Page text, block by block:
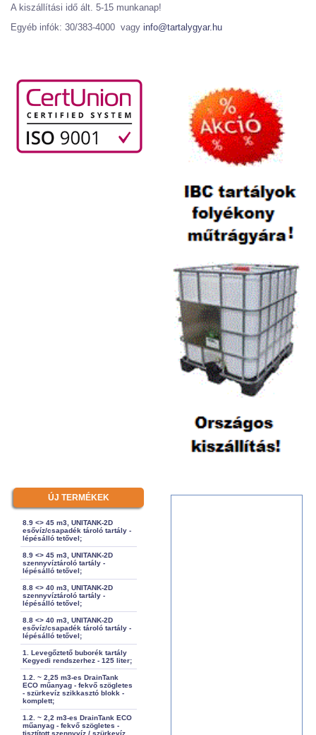
A kiszállítási idő ált. 5-15 munkanap!
Egyéb infók: 30/383-4000 vagy info@tartalygyar.hu
ÚJ TERMÉKEK
8.9 <> 45 m3, UNITANK-2D
esővíz/csapadék tároló tartály -
lépésálló tetővel;
8.9 <> 45 m3, UNITANK-2D
szennyvíztároló tartály -
lépésálló tetővel;
8.8 <> 40 m3, UNITANK-2D
szennyvíztároló tartály -
lépésálló tetővel;
8.8 <> 40 m3, UNITANK-2D
esővíz/csapadék tároló tartály -
lépésálló tetővel;
1. Levegőztető buborék tartály
Kegyedi rendszerhez - 125 liter;
1.2. ~ 2,25 m3-es DrainTank
ECO műanyag - fekvő szögletes
- szürkevíz szikkasztó blokk -
komplett;
1.2. ~ 2,2 m3-es DrainTank ECO
műanyag - fekvő szögletes -
tisztított szennyvíz / szürkevíz